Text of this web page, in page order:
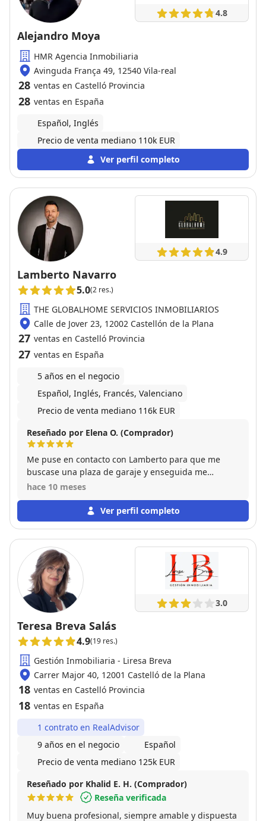
4.8
Alejandro Moya
HMR Agencia Inmobiliaria
Avinguda França 49, 12540 Vila-real
28 ventas en Castelló Provincia
28 ventas en España
Español, Inglés
Precio de venta mediano 110k EUR
Ver perfil completo
4.9
Lamberto Navarro
5.0(2 res.)
THE GLOBALHOME SERVICIOS INMOBILIARIOS
Calle de Jover 23, 12002 Castellón de la Plana
27 ventas en Castelló Provincia
27 ventas en España
5 años en el negocio
Español, Inglés, Francés, Valenciano
Precio de venta mediano 116k EUR
Reseñado por Elena O. (Comprador)
Me puse en contacto con Lamberto para que me
buscase una plaza de garaje y enseguida me
presentó varias opciones, obteniendo finalmente dos
que él se hizo cargo de todo. Muy contenta con el
trato y la gestión.
hace 10 meses
Ver perfil completo
3.0
Teresa Breva Salás
4.9(19 res.)
Gestión Inmobiliaria - Liresa Breva
Carrer Major 40, 12001 Castelló de la Plana
18 ventas en Castelló Provincia
18 ventas en España
1 contrato en RealAdvisor
9 años en el negocio
Español
Precio de venta mediano 125k EUR
Reseñado por Khalid E. H. (Comprador)
Reseña verificada
Muy buena profesional, siempre amable y dispuesta